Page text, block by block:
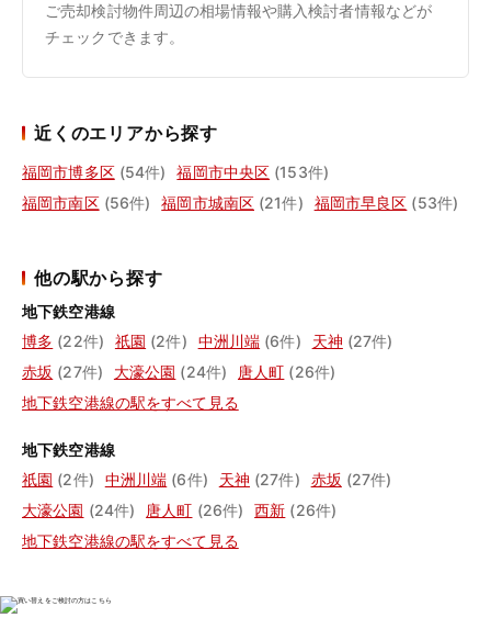
ご売却検討物件周辺の相場情報や購入検討者情報などが
チェックできます。
近くのエリアから探す
福岡市博多区 (54件) 福岡市中央区 (153件)
福岡市南区 (56件) 福岡市城南区 (21件) 福岡市早良区 (53件)
他の駅から探す
地下鉄空港線
博多 (22件) 祇園 (2件) 中洲川端 (6件) 天神 (27件)
赤坂 (27件) 大濠公園 (24件) 唐人町 (26件)
地下鉄空港線の駅をすべて見る
地下鉄空港線
祇園 (2件) 中洲川端 (6件) 天神 (27件) 赤坂 (27件)
大濠公園 (24件) 唐人町 (26件) 西新 (26件)
地下鉄空港線の駅をすべて見る